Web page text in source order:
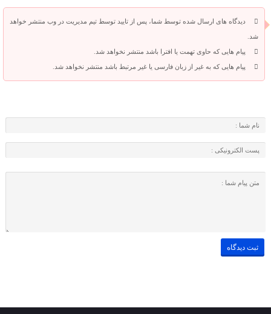
دیدگاه های ارسال شده توسط شما، پس از تایید توسط تیم مدیریت در وب منتشر خواهد
شد.
پیام هایی که حاوی تهمت یا افترا باشد منتشر نخواهد شد.
پیام هایی که به غیر از زبان فارسی یا غیر مرتبط باشد منتشر نخواهد شد.